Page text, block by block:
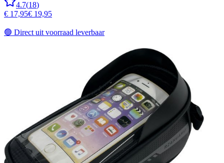
4.7(18)
€ 17,95€ 19,95
🟢 Direct uit voorraad leverbaar